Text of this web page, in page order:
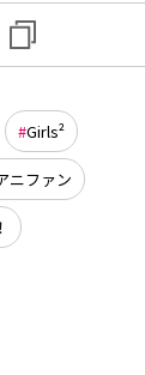
Girls²
ニファン